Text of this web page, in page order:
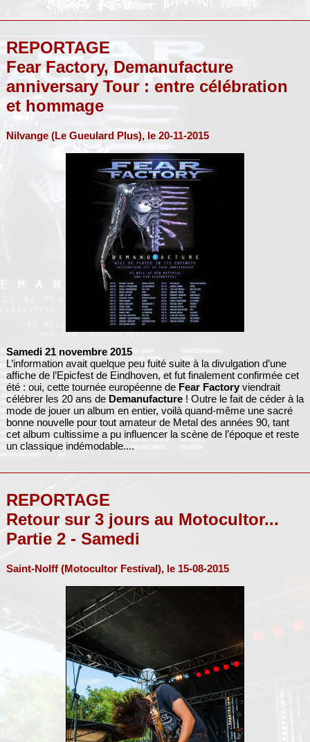
REPORTAGE
Fear Factory, Demanufacture
anniversary Tour : entre célébration
et hommage
Nilvange (Le Gueulard Plus), le 20-11-2015
Samedi 21 novembre 2015
L’information avait quelque peu fuité suite à la divulgation d’une
affiche de l’Epicfest de Eindhoven, et fut finalement confirmée cet
été : oui, cette tournée européenne de Fear Factoryviendrait
célébrer les 20 ans de Demanufacture! Outre le fait de céder à la
mode de jouer un album en entier, voilà quand-même une sacré
bonne nouvelle pour tout amateur de Metal des années 90, tant
cet album cultissime a pu influencer la scène de l’époque et reste
un classique indémodable....
REPORTAGE
Retour sur 3 jours au Motocultor...
Partie 2 - Samedi
Saint-Nolff (Motocultor Festival), le 15-08-2015